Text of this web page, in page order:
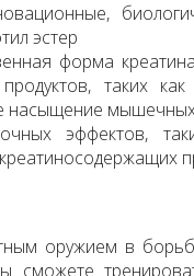
эстер
форма
таких
насыщение мышечных
эффектов,
оружием в
сможете